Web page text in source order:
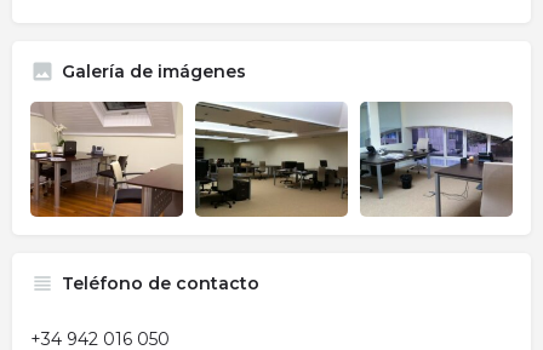
Galería de imágenes
Teléfono de contacto
+34 942 016 050